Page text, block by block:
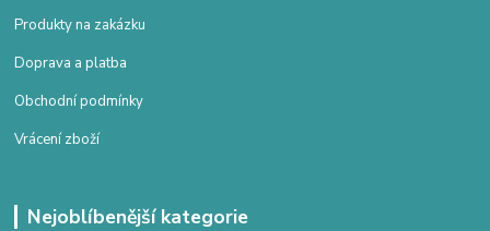
Produkty na zakázku
Doprava a platba
Obchodní podmínky
Vrácení zboží
Nejoblíbenější kategorie